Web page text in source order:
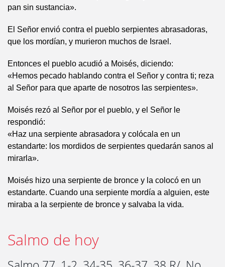
pan sin sustancia».
El Señor envió contra el pueblo serpientes abrasadoras,
que los mordían, y murieron muchos de Israel.
Entonces el pueblo acudió a Moisés, diciendo:
«Hemos pecado hablando contra el Señor y contra ti; reza
al Señor para que aparte de nosotros las serpientes».
Moisés rezó al Señor por el pueblo, y el Señor le
respondió:
«Haz una serpiente abrasadora y colócala en un
estandarte: los mordidos de serpientes quedarán sanos al
mirarla».
Moisés hizo una serpiente de bronce y la colocó en un
estandarte. Cuando una serpiente mordía a alguien, este
miraba a la serpiente de bronce y salvaba la vida.
Salmo de hoy